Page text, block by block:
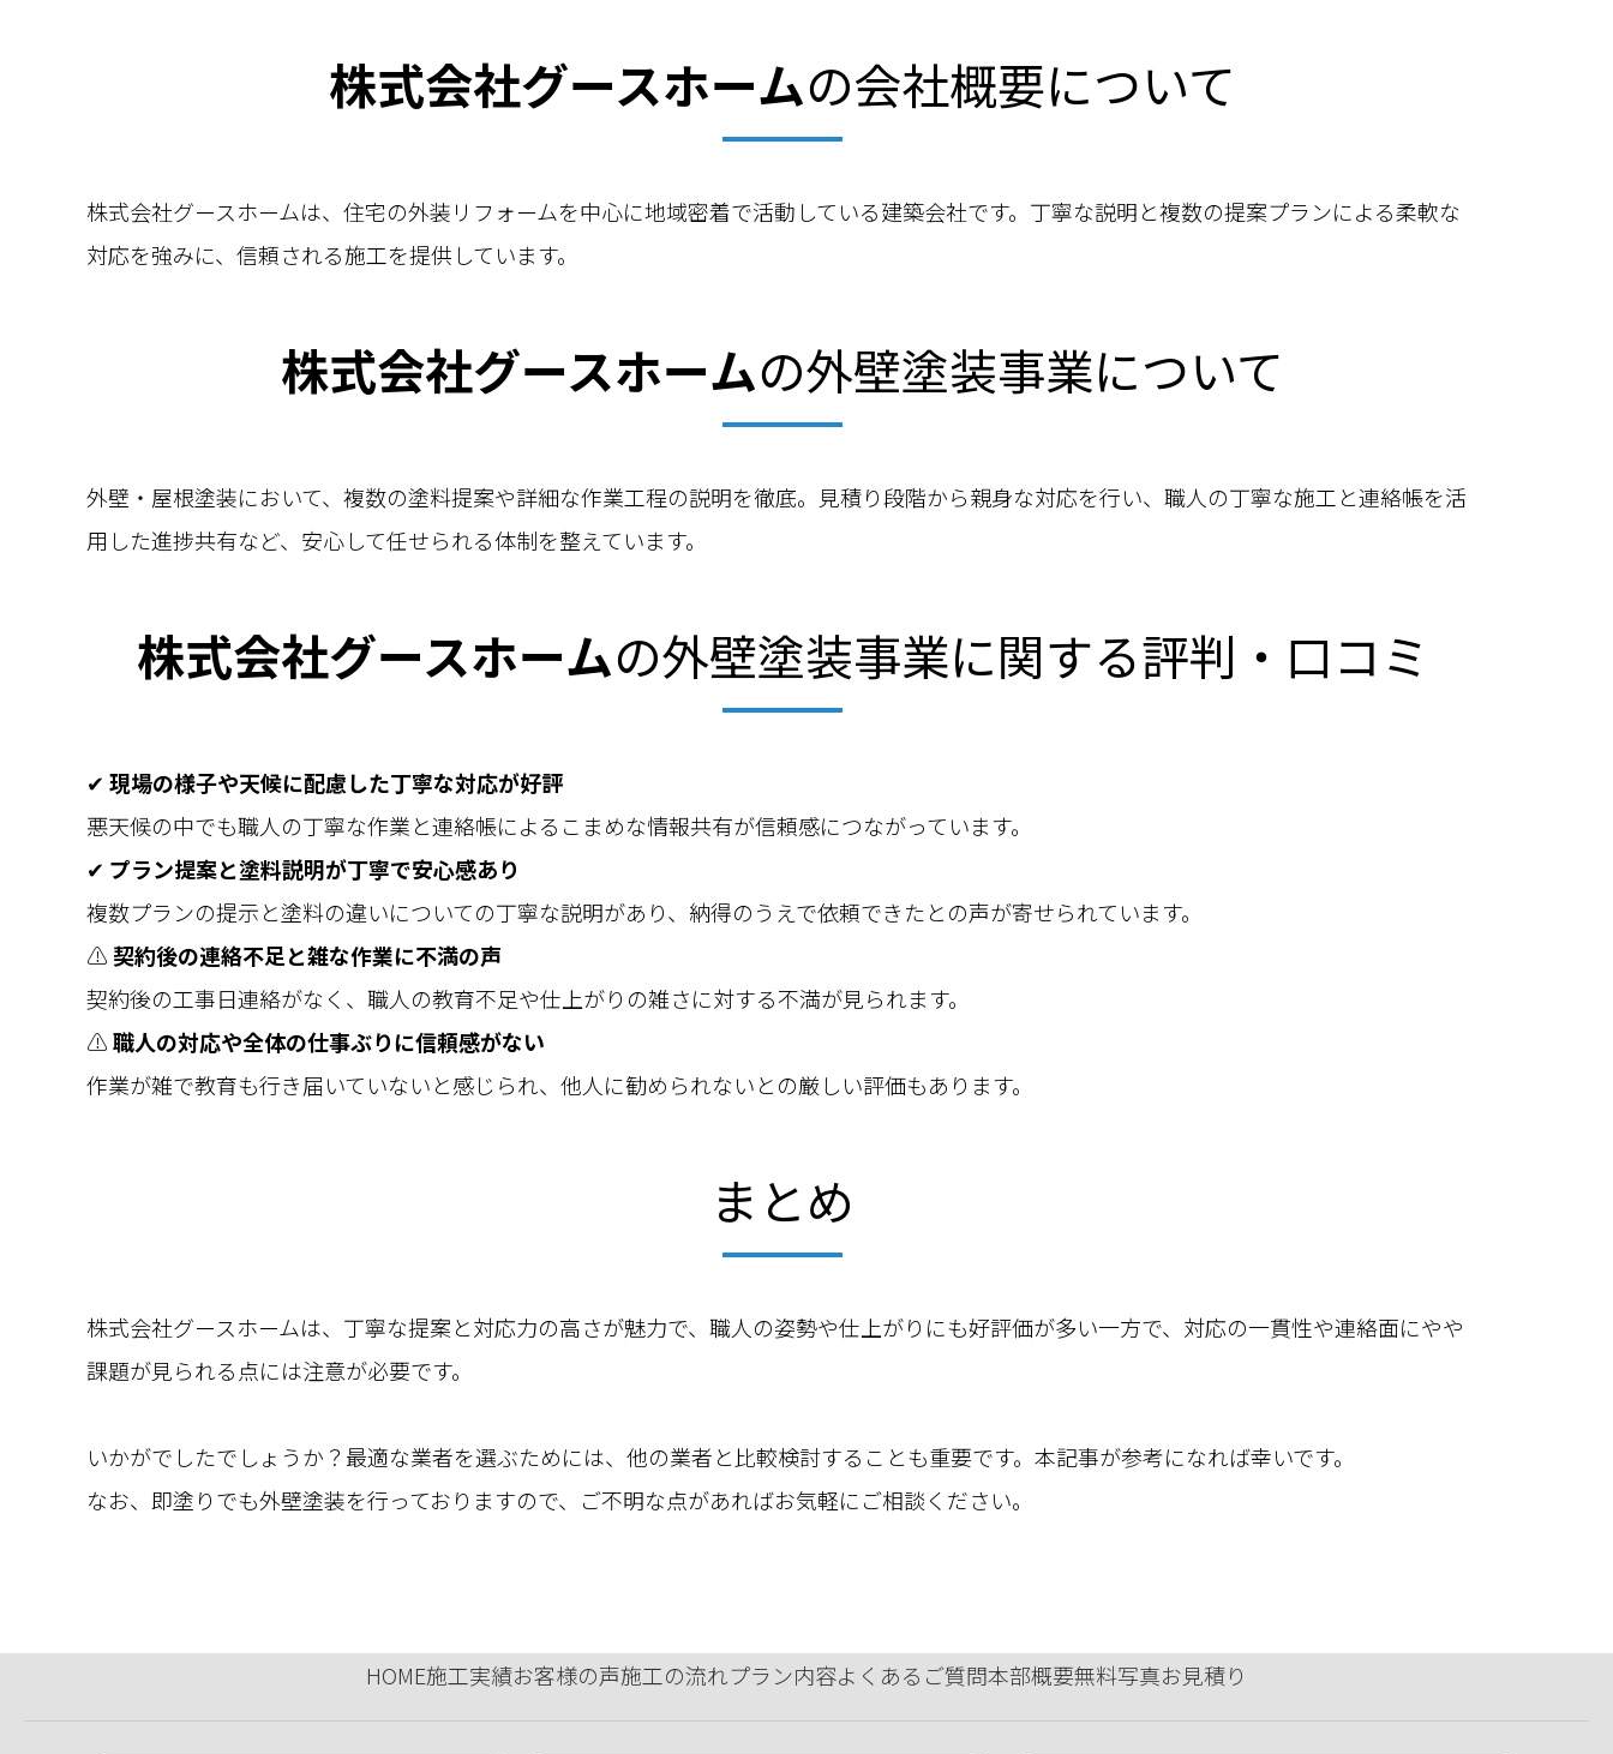
株式会社グースホームの会社概要について
株式会社グースホームは、住宅の外装リフォームを中心に地域密着で活動している建築会社です。丁寧な説明と複数の提案プランによる柔軟な
対応を強みに、信頼される施工を提供しています。
株式会社グースホームの外壁塗装事業について
外壁・屋根塗装において、複数の塗料提案や詳細な作業工程の説明を徹底。見積り段階から親身な対応を行い、職人の丁寧な施工と連絡帳を活
用した進捗共有など、安心して任せられる体制を整えています。
株式会社グースホームの外壁塗装事業に関する評判・口コミ
✔ 現場の様子や天候に配慮した丁寧な対応が好評
悪天候の中でも職人の丁寧な作業と連絡帳によるこまめな情報共有が信頼感につながっています。
✔ プラン提案と塗料説明が丁寧で安心感あり
複数プランの提示と塗料の違いについての丁寧な説明があり、納得のうえで依頼できたとの声が寄せられています。
⚠ 契約後の連絡不足と雑な作業に不満の声
契約後の工事日連絡がなく、職人の教育不足や仕上がりの雑さに対する不満が見られます。
⚠職人の対応や全体の仕事ぶりに信頼感がない
作業が雑で教育も行き届いていないと感じられ、他人に勧められないとの厳しい評価もあります。
まとめ
株式会社グースホームは、丁寧な提案と対応力の高さが魅力で、職人の姿勢や仕上がりにも好評価が多い一方で、対応の一貫性や連絡面にやや
課題が見られる点には注意が必要です。
いかがでしたでしょうか？最適な業者を選ぶためには、他の業者と比較検討することも重要です。本記事が参考になれば幸いです。
なお、即塗りでも外壁塗装を行っておりますので、ご不明な点があればお気軽にご相談ください。
HOME施工実績お客様の声施工の流れプラン内容よくあるご質問本部概要無料写真お見積り